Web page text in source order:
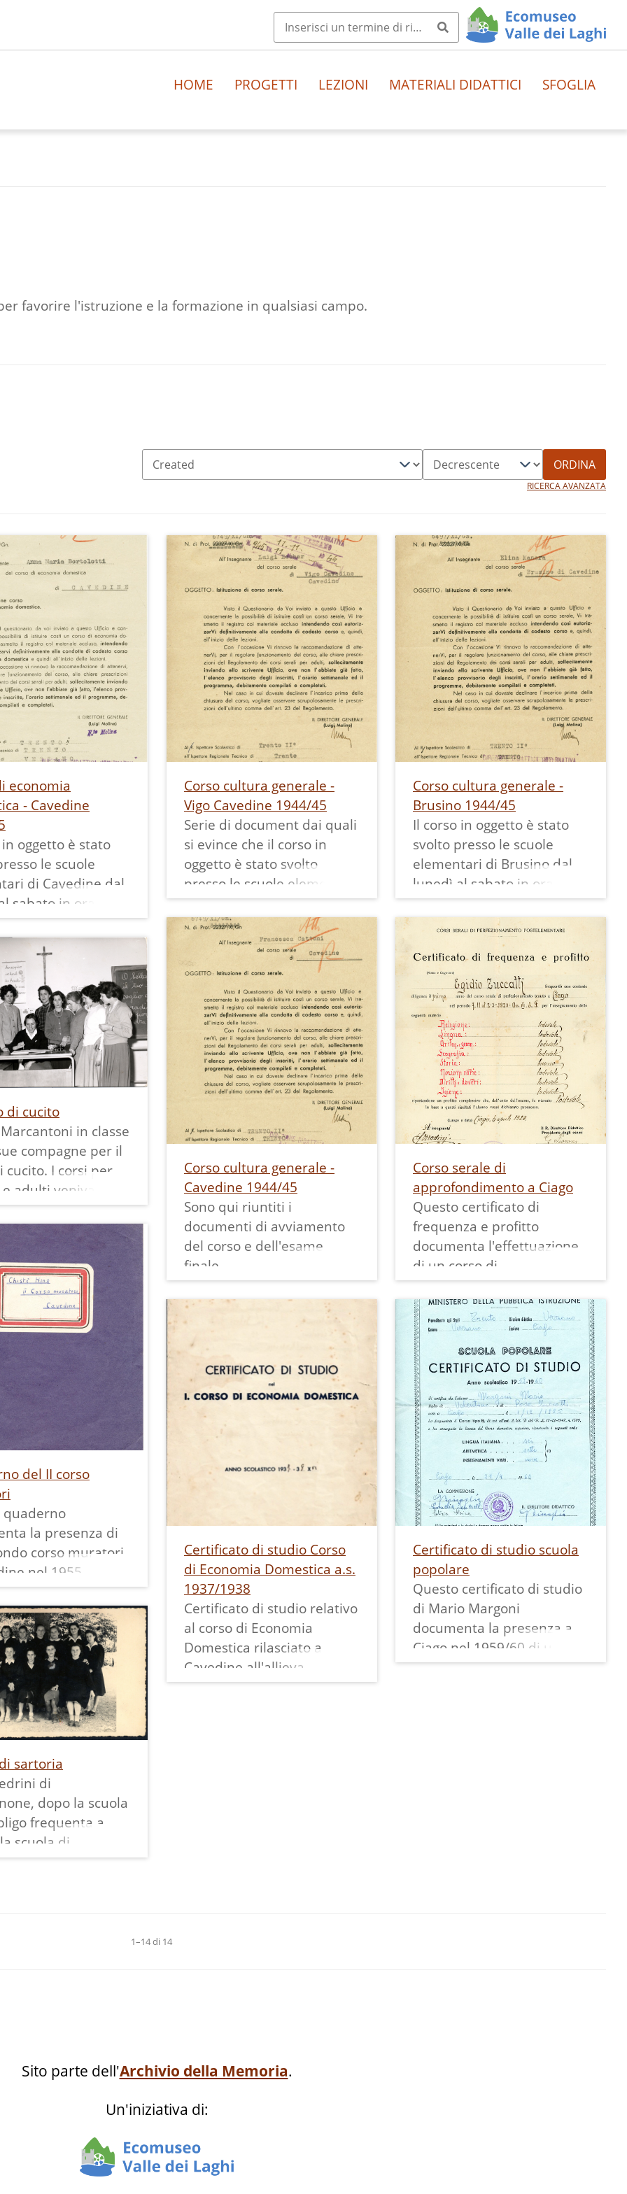
HOME PROGETTI LEZIONI MATERIALI DIDATTICI SFOGLIA
favorire l'istruzione e la formazione in qualsiasi campo.
ORDINA
RICERCA AVANZATA
economia
- Cavedine
in oggetto è stato
le scuole
di Cavedine dal
sabato in orario
periodo ottobre-
1945.
economia
cucito, taglio,
pratiche,
cucito,
puericultura.
riuntiti i
di avviamento
come nel 1945
vada a
l'O.N.E.P.I..
Corso cultura generale -
Vigo Cavedine 1944/45
Serie di document dai quali
si evince che il corso in
oggetto è stato svolto
presso le scuole elementari
di Vigo Cavedine dal lunedì
al venerdì, inizialmente in
orario 18.30-20.30 poi 18-
20, nel periodo novembre
1944 - febbraio 1945.
Corso cultura generale -
Brusino 1944/45
Il corso in oggetto è stato
svolto presso le scuole
elementari di Brusino dal
lunedì al sabato in orario
18-20 nel periodo ottobre-
novembre 1944.
Corso cultura generale -
Cavedine 1944/45
Sono qui riuntiti i
documenti di avviamento
del corso e dell'esame
finale.
Corso serale di
approfondimento a Ciago
Questo certificato di
frequenza e profitto
documenta l'effettuazione
di un corso di
perfezionamento
postelementare a Ciago nel
periodo 7.11.1928 -
2.3.1929 organizzato
dall'O.N.A.I.R.C.
di cucito
in classe
compagne per il
cucito. I corsi per
adulti venivano
locali della scuola
media e
così vedere
particolare di
scolastica del
del II corso
quaderno
la presenza di
corso muratori
nel 1955.
qui riportate
che, oltre a
ciò che si
in questo corso,
anche
dei prezzi
in questo
Certificato di studio Corso
di Economia Domestica a.s.
1937/1938
Certificato di studio relativo
al corso di Economia
Domestica rilasciato a
Cavedine all'allieva
Travaglia Valeria nell'anno
Certificato di studio scuola
popolare
Questo certificato di studio
di Mario Margoni
documenta la presenza a
Ciago nel 1959/60 di un
"corso di tipo B, di cui
sartoria
di
dopo la scuola
frequenta a
scuola di
professionale
Bazzanella
Anna Cantelli,
Antonia
Giovanna Biasioli,
1–14 di 14
Sito parte dell'Archivio della Memoria.
Un'iniziativa di: